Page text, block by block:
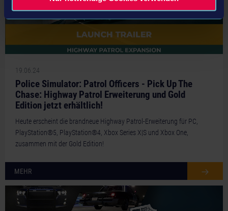
19.06.24
Police Simulator: Patrol Officers - Pick Up The
Chase: Highway Patrol Erweiterung und Gold
Edition jetzt erhältlich!
Heute erscheint die brandneue Highway Patrol-Erweiterung für PC,
PlayStation®5, PlayStation®4, Xbox Series X|S und Xbox One,
zusammen mit der Gold Edition!
MEHR